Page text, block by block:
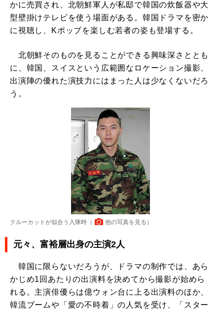
かに売買され、北朝鮮軍人が私邸で韓国の炊飯器や大
型壁掛けテレビを使う場面がある。韓国ドラマを密か
に視聴し、Kポップを楽しむ若者の姿も登場する。
北朝鮮そのものを見ることができる興味深さととも
に、韓国、スイスという広範囲なロケーション撮影、
出演陣の優れた演技力にはまった人は少なくないだろ
う。
クルーカットが似合う入隊時（ 他の写真を見る ）
元々、富裕層出身の主演2人
韓国に限らないだろうが、ドラマの制作では、あら
かじめ1回あたりの出演料を決めてから撮影が始めら
れる。主演俳優らは億ウォン台に上る出演料のほか、
韓流ブームや「愛の不時着」の人気を受け、「スター